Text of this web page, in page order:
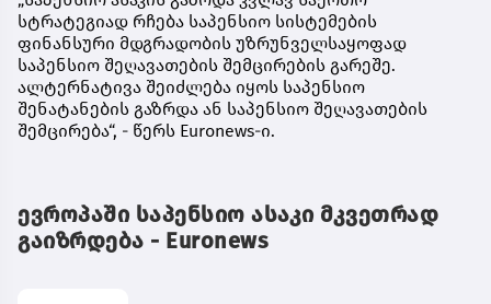
სტრატეგიად რჩება საპენსიო სისტემების
ფინანსური მდგრადობის უზრუნველსაყოფად
საპენსიო შეღავათების შემცირების გარეშე.
ალტერნატივა შეიძლება იყოს საპენსიო
შენატანების გაზრდა ან საპენსიო შეღავათების
შემცირება“, - წერს Euronews-ი.
ევროპაში საპენსიო ასაკი მკვეთრად
გაიზრდება - Euronews